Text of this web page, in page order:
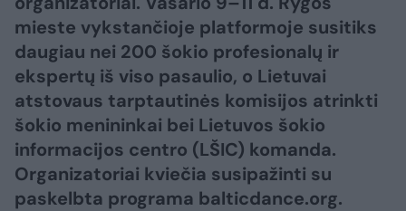
mieste vykstančioje platformoje susitiks
daugiau nei 200 šokio profesionalų ir
ekspertų iš viso pasaulio, o Lietuvai
atstovaus tarptautinės komisijos atrinkti
šokio menininkai bei Lietuvos šokio
informacijos centro (LŠIC) komanda.
Organizatoriai kviečia susipažinti su
paskelbta programa balticdance.org.